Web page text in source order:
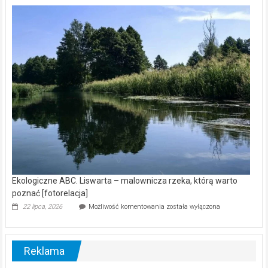
kamerą
wśród
Ekologiczne ABC. Liswarta – malownicza rzeka, którą warto
poznać [fotorelacja]
22 lipca, 2026 Możliwość komentowania Ekologiczne
–
została wyłączona
Reklama